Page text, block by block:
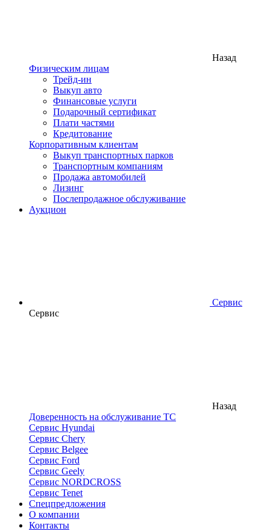
Назад
Физическим лицам
Трейд-ин
Выкуп авто
Финансовые услуги
Подарочный сертификат
Плати частями
Кредитование
Корпоративным клиентам
Выкуп транспортных парков
Транспортным компаниям
Продажа автомобилей
Лизинг
Послепродажное обслуживание
Аукцион
Сервис
Сервис
Назад
Доверенность на обслуживание ТС
Сервис Hyundai
Сервис Chery
Сервис Belgee
Сервис Ford
Сервис Geely
Сервис NORDCROSS
Сервис Tenet
Спецпредложения
О компании
Контакты